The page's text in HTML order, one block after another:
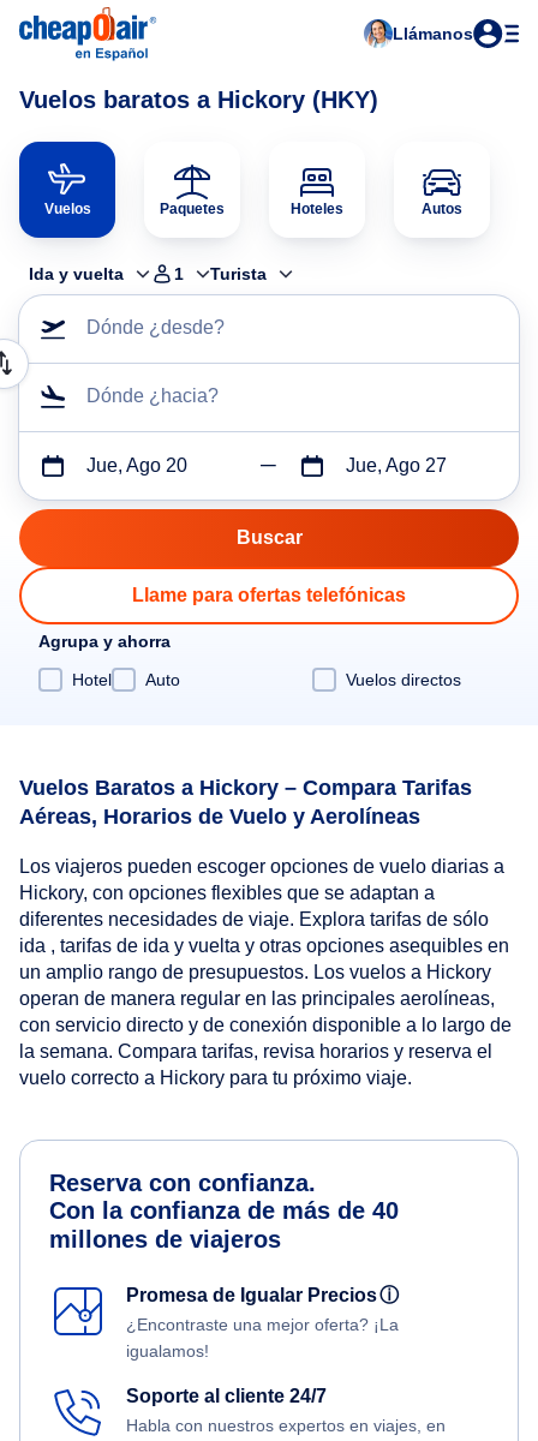
Llámanos
Vuelos baratos a Hickory (HKY)
Vuelos Paquetes Hoteles Autos
Ida y vuelta 1 Turista
Dónde ¿desde?
Dónde ¿hacia?
Jue, Ago 20 Jue, Ago 27
Llame para ofertas telefónicas
Agrupa y ahorra
Hotel
Auto Vuelos directos
Vuelos Baratos a Hickory – Compara Tarifas
Aéreas, Horarios de Vuelo y Aerolíneas
Los viajeros pueden escoger opciones de vuelo diarias a
Hickory, con opciones flexibles que se adaptan a
diferentes necesidades de viaje. Explora tarifas de sólo
ida , tarifas de ida y vuelta y otras opciones asequibles en
un amplio rango de presupuestos. Los vuelos a Hickory
operan de manera regular en las principales aerolíneas,
con servicio directo y de conexión disponible a lo largo de
la semana. Compara tarifas, revisa horarios y reserva el
vuelo correcto a Hickory para tu próximo viaje.
Reserva con confianza.
Con la confianza de más de 40
millones de viajeros
Promesa de Igualar Preciosⓘ
¿Encontraste una mejor oferta? ¡La
igualamos!
Soporte al cliente 24/7
Habla con nuestros expertos en viajes, en